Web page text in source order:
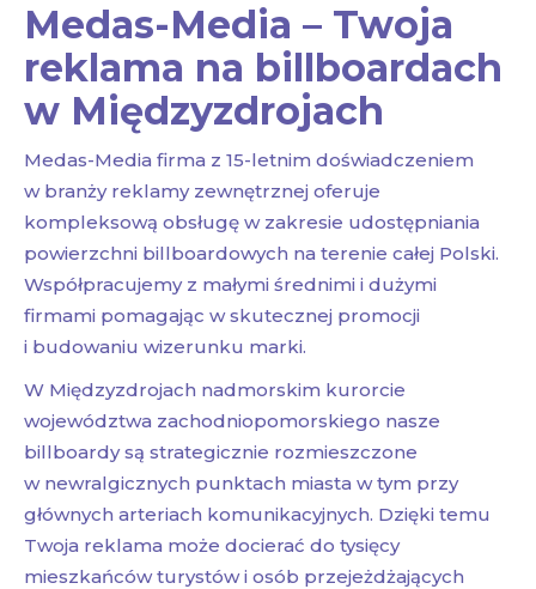
Medas-Media – Twoja
reklama na billboardach
w Międzyzdrojach
Medas-Media firma z 15-letnim doświadczeniem
w branży reklamy zewnętrznej oferuje
kompleksową obsługę w zakresie udostępniania
powierzchni billboardowych na terenie całej Polski.
Współpracujemy z małymi średnimi i dużymi
firmami pomagając w skutecznej promocji
i budowaniu wizerunku marki.
W Międzyzdrojach nadmorskim kurorcie
województwa zachodniopomorskiego nasze
billboardy są strategicznie rozmieszczone
w newralgicznych punktach miasta w tym przy
głównych arteriach komunikacyjnych. Dzięki temu
Twoja reklama może docierać do tysięcy
mieszkańców turystów i osób przejeżdżających